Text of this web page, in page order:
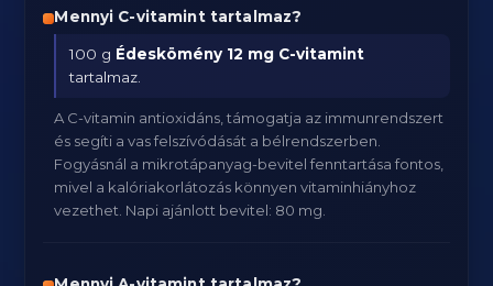
Mennyi C-vitamint tartalmaz?
100 g Édeskömény 12 mg C-vitamint
tartalmaz.
A C-vitamin antioxidáns, támogatja az immunrendszert
és segíti a vas felszívódását a bélrendszerben.
Fogyásnál a mikrotápanyag-bevitel fenntartása fontos,
mivel a kalóriakorlátozás könnyen vitaminhiányhoz
vezethet. Napi ajánlott bevitel: 80 mg.